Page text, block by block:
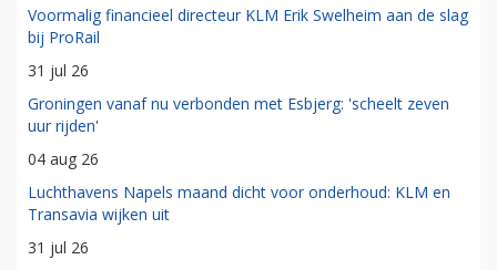
Voormalig financieel directeur KLM Erik Swelheim aan de slag
bij ProRail
31 jul 26
Groningen vanaf nu verbonden met Esbjerg: 'scheelt zeven
uur rijden'
04 aug 26
Luchthavens Napels maand dicht voor onderhoud: KLM en
Transavia wijken uit
31 jul 26